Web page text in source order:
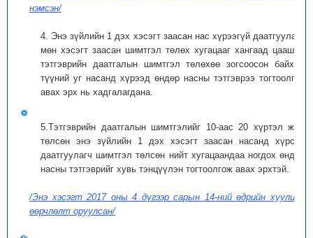
нэмсэн/
4. Энэ зүйлийн 1 дэх хэсэгт заасан нас хүрээгүй даатгуулагч
мөн хэсэгт заасан шимтгэл төлөх хугацааг хангаад цаашид
тэтгэврийн даатгалын шимтгэл төлөхөө зогсоосон байхад
түүний уг насанд хүрээд өндөр насны тэтгэврээ тогтоолгон
авах эрх нь хадгалагдана.
5.Тэтгэврийн даатгалын шимтгэлийг 10-аас 20 хүртэл жил
төлсөн энэ зүйлийн 1 дэх хэсэгт заасан насанд хүрсэн
даатгуулагч шимтгэл төлсөн нийт хугацаандаа ногдох өндөр
насны тэтгэврийг хувь тэнцүүлэн тогтоолгож авах эрхтэй.
/Энэ хэсэгт 2017 оны 4 дүгээр сарын 14-ний өдрийн хуулиар
өөрчлөлт оруулсан/